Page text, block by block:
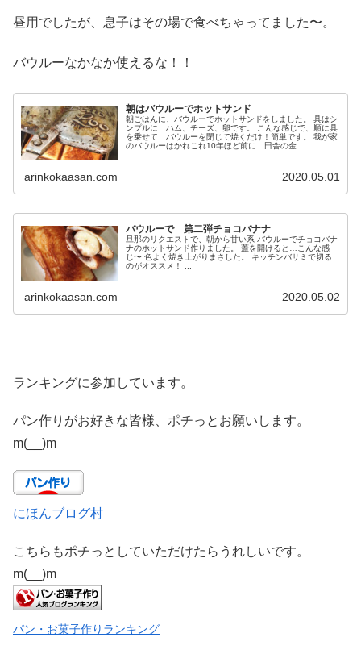
昼用でしたが、息子はその場で食べちゃってました〜。
バウルーなかなか使えるな！！
朝はバウルーでホットサンド
朝ごはんに、バウルーでホットサンドをしました。 具はシ
ンプルに ハム、チーズ、卵です。 こんな感じで、順に具
を乗せて バウルーを閉じて焼くだけ！簡単です。 我が家
のバウルーはかれこれ10年ほど前に 田舎の金...
arinkokaasan.com 2020.05.01
バウルーで 第二弾チョコバナナ
旦那のリクエストで、朝から甘い系 バウルーでチョコバナ
ナのホットサンド作りました。 蓋を開けると…こんな感
じ〜 色よく焼き上がりまさした。 キッチンバサミで切る
のがオススメ！ ...
arinkokaasan.com 2020.05.02
ランキングに参加しています。
パン作りがお好きな皆様、ポチっとお願いします。
m(__)m
にほんブログ村
こちらもポチっとしていただけたらうれしいです。
m(__)m
パン・お菓子作りランキング